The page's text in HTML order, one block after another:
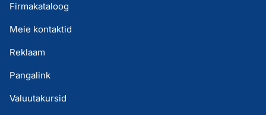
Firmakataloog
Meie kontaktid
Reklaam
Pangalink
Valuutakursid